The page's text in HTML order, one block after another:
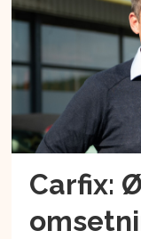
Carfix: